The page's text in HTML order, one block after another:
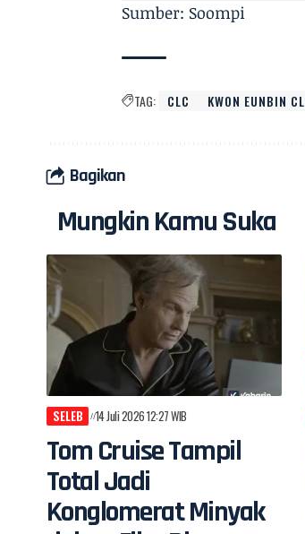
Sumber: Soompi
TAG: CLC KWON EUNBIN
Bagikan
Mungkin Kamu Suka
SELEB 14 Juli 2026 12:27 WIB
Tom Cruise Tampil
Total Jadi
Konglomerat Minyak